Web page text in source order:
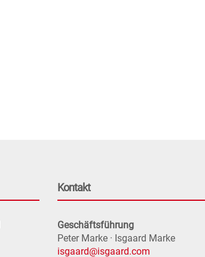
Kontakt
Geschäftsführung
Peter Marke · Isgaard Marke
isgaard@isgaard.com